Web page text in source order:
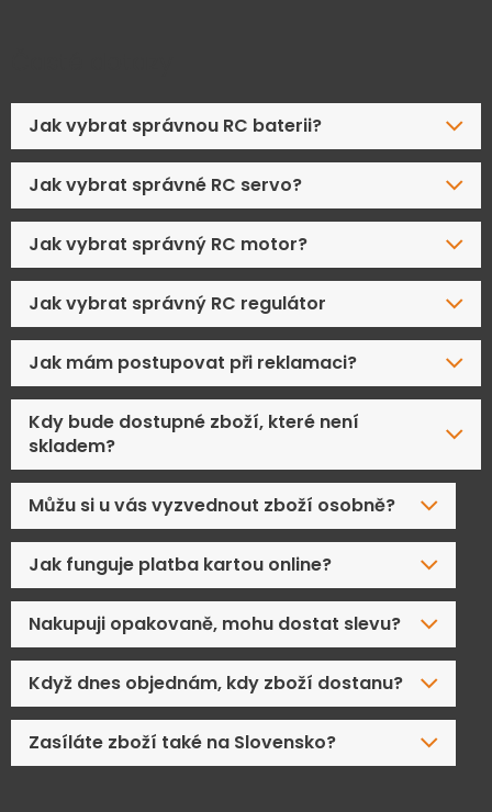
Jak vybrat správnou RC baterii?
Jak vybrat správné RC servo?
Jak vybrat správný RC motor?
Jak vybrat správný RC regulátor
Jak mám postupovat při reklamaci?
Kdy bude dostupné zboží, které není
skladem?
Můžu si u vás vyzvednout zboží osobně?
Jak funguje platba kartou online?
Nakupuji opakovaně, mohu dostat slevu?
Když dnes objednám, kdy zboží dostanu?
Zasíláte zboží také na Slovensko?